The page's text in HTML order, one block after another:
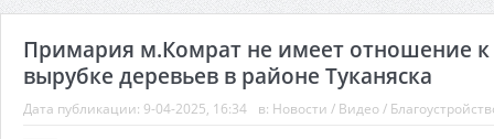
Примария м.Комрат не имеет отношение к
вырубке деревьев в районе Туканяска
Дата публикации: 9-04-2025, 16:34 в: Новости / Видео/